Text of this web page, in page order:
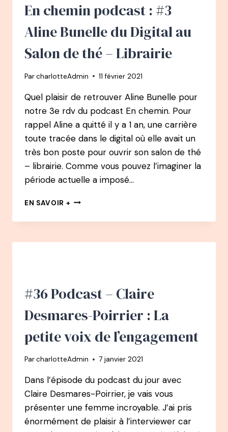
LA
N’EXISTAIT
?
En chemin podcast : #3
Aline Bunelle du Digital au
Salon de thé – Librairie
ParcharlotteAdmin 11 février 2021
Quel plaisir de retrouver Aline Bunelle pour
notre 3e rdv du podcast En chemin. Pour
rappel Aline a quitté il y a 1 an, une carrière
toute tracée dans le digital où elle avait un
très bon poste pour ouvrir son salon de thé
– librairie. Comme vous pouvez l’imaginer la
période actuelle a imposé…
EN SAVOIR + EN
PODCAST
#3
AU
DE
–
#36 Podcast – Claire
Desmares-Poirrier : La
petite voix de l’engagement
ParcharlotteAdmin 7 janvier 2021
Dans l’épisode du podcast du jour avec
Claire Desmares-Poirrier, je vais vous
présenter une femme incroyable. J’ai pris
énormément de plaisir à l’interviewer car